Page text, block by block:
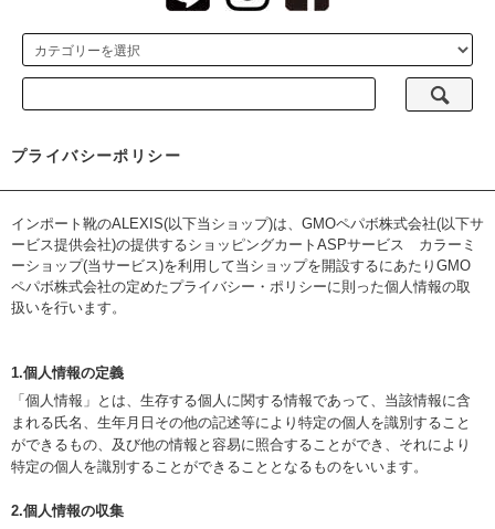
プライバシーポリシー
インポート靴のALEXIS(以下当ショップ)は、 GMOペパボ株式会社(以下サ
ービス提供会社)の提供するショッピングカートASPサービス カラーミ
ーショップ(当サービス)を利用して当ショップを開設するにあたりGMO
ペパボ株式会社の定めたプライバシー・ポリシーに則った個人情報の取
扱いを行います。
1.個人情報の定義
「個人情報」とは、生存する個人に関する情報であって、当該情報に含
まれる氏名、生年月日その他の記述等により特定の個人を識別すること
ができるもの、及び他の情報と容易に照合することができ、それにより
特定の個人を識別することができることとなるものをいいます。
2.個人情報の収集